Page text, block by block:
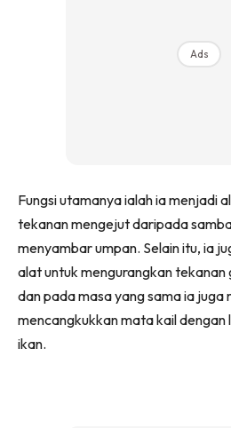
Ads
Fungsi utamanya ialah ia menjadi
tekanan mengejut daripada
menyambar umpan. Selain itu, ia
alat untuk mengurangkan
dan pada masa yang sama ia juga
mencangkukkan mata kail dengan
ikan.